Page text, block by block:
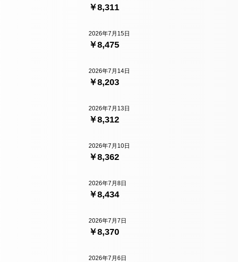
￥8,311
￥8,475
2026年7月15日
￥8,203
2026年7月14日
￥8,312
2026年7月13日
￥8,362
2026年7月10日
￥8,434
2026年7月8日
￥8,370
2026年7月7日
2026年7月6日